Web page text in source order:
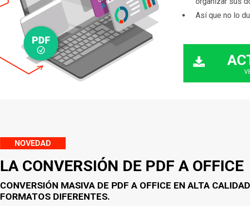
Así que no lo
NOVEDAD
LA CONVERSIÓN DE PDF A OFFICE
CONVERSIÓN MASIVA DE PDF A OFFICE EN ALTA
FORMATOS DIFERENTES.